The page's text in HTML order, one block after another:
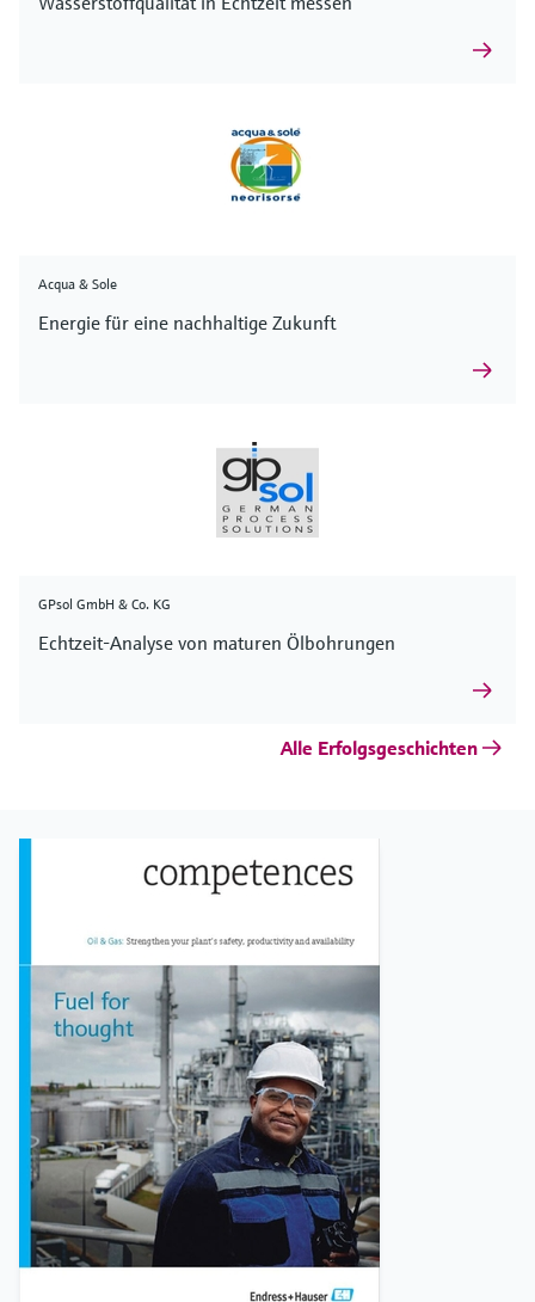
Acqua & Sole
Energie für eine nachhaltige Zukunft
GPsol GmbH & Co. KG
Echtzeit-Analyse von maturen Ölbohrungen
Alle Erfolgsgeschichten